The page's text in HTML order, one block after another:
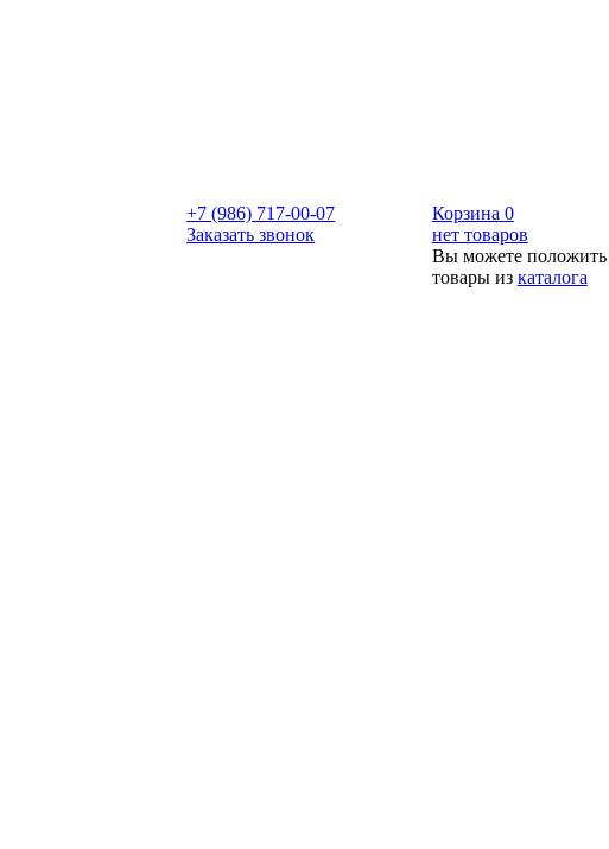
+7 (986) 717-00-07
Заказать звонок
Корзина 0
нет товаров
Вы можете положить
товары из каталога